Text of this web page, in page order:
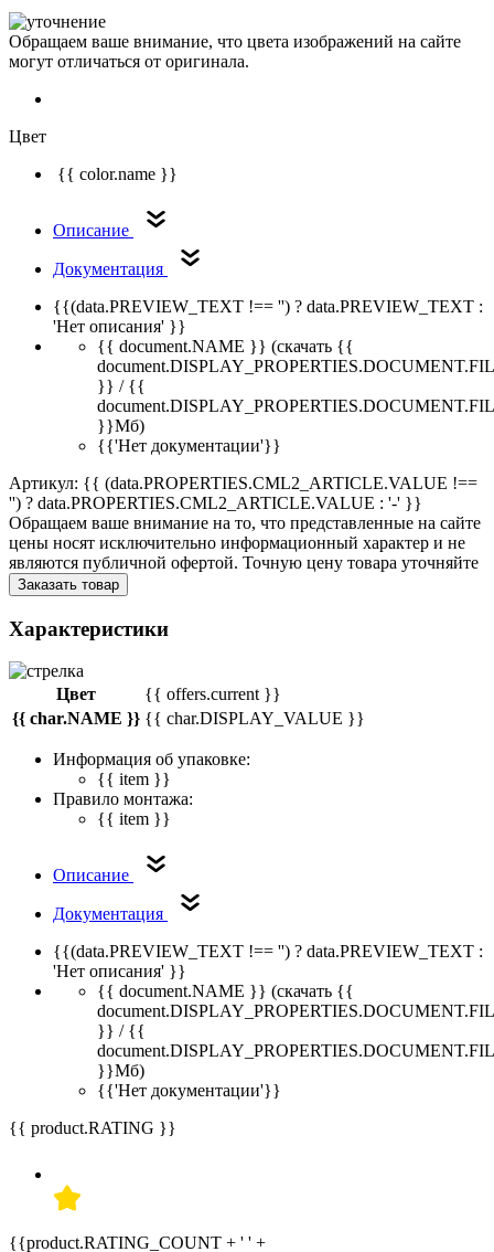
Обращаем ваше внимание, что цвета изображений на сайте
могут отличаться от оригинала.
Цвет
{{ color.name }}
Описание
Документация
{{(data.PREVIEW_TEXT !== '') ? data.PREVIEW_TEXT :
'Нет описания' }}
{{ document.NAME }} (скачать {{
}} / {{
}}Мб)
{{'Нет документации'}}
Артикул: {{ (data.PROPERTIES.CML2_ARTICLE.VALUE !==
'') ? data.PROPERTIES.CML2_ARTICLE.VALUE : '-' }}
Обращаем ваше внимание на то, что представленные на сайте
цены носят исключительно информационный характер и не
являются публичной офертой. Точную цену товара уточняйте
Заказать товар
Характеристики
Цвет
{{ offers.current }}
{{ char.NAME }} {{ char.DISPLAY_VALUE }}
Информация об упаковке:
{{ item }}
Правило монтажа:
{{ item }}
Описание
Документация
{{(data.PREVIEW_TEXT !== '') ? data.PREVIEW_TEXT :
'Нет описания' }}
{{ document.NAME }} (скачать {{
}} / {{
}}Мб)
{{'Нет документации'}}
{{ product.RATING }}
{{product.RATING_COUNT + ' ' +